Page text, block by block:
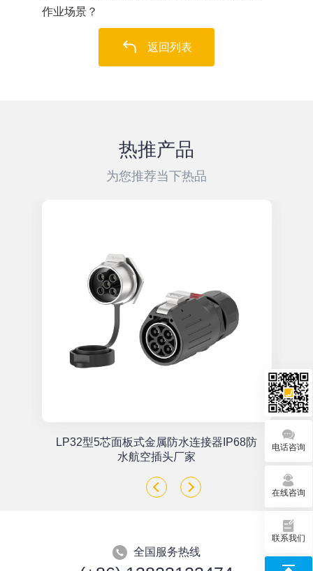
作业场景？
返回列表
热推产品
为您推荐当下热品
LP32型5芯面板式金属防水连接器IP68防
水航空插头厂家
全国服务热线
电话咨询
在线咨询
联系我们